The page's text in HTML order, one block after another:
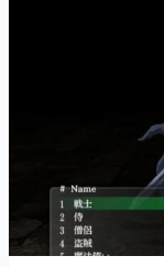
電ファミニコゲー
運営：株式会社マレ
『ウィザードリィ
や新たな発売予定時